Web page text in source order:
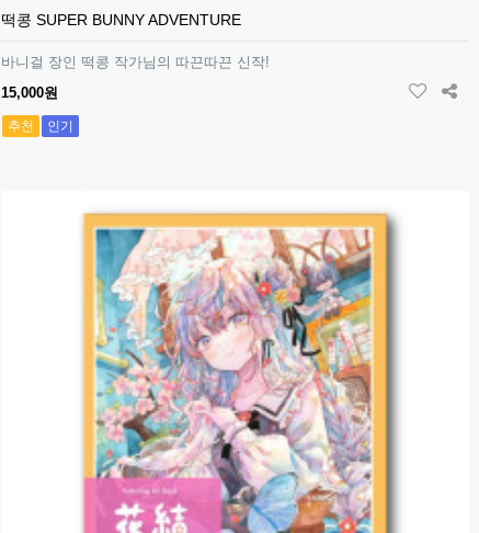
떡콩 SUPER BUNNY ADVENTURE
바니걸 장인 떡콩 작가님의 따끈따끈 신작!
15,000원
추천 인기